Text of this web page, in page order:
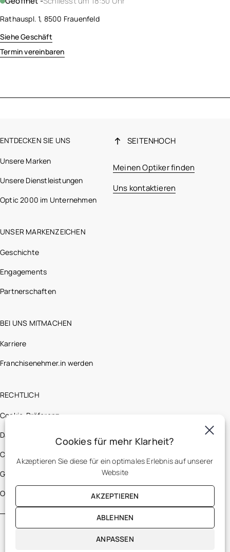
Rathauspl. 1, 8500 Frauenfeld
Siehe Geschäft
Termin vereinbaren
ENTDECKEN SIE UNS
Unsere Marken
Unsere Dienstleistungen
Optic 2000 im Unternehmen
UNSER MARKENZEICHEN
Geschichte
Engagements
Partnerschaften
BEI UNS MITMACHEN
Karriere
Franchisenehmer.in werden
RECHTLICH
Cookie-Präferenz
Datenschutzerklärung
Cookie-Richtlinien
Gesetzliche Bestimmungen
Optic 2000 France
SEITENHOCH
Meinen Optiker finden
Uns kontaktieren
Cookies für mehr Klarheit?
Akzeptieren Sie diese für ein optimales Erlebnis auf unserer
Website
AKZEPTIEREN
ABLEHNEN
ANPASSEN